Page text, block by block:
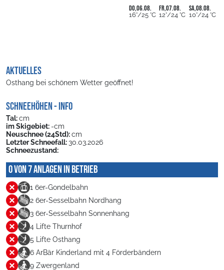
Do,06.08.
16°/25 °C
Fr,07.08.
12°/24 °C
Sa,08.08.
10°/24 °C
Aktuelles
Osthang bei schönem Wetter geöffnet!
SCHNEEHÖHEN - INFO
Tal:cm
im Skigebiet: -cm
Neuschnee (24Std):cm
Letzter Schneefall:30.03.2026
Schneezustand:
0 von 7 Anlagen in Betrieb
1 6er-Gondelbahn
2 6er-Sesselbahn Nordhang
3 6er-Sesselbahn Sonnenhang
4 Lifte Thurnhof
5 Lifte Osthang
6 ArBär Kinderland mit 4 Förderbändern
9 Zwergenland